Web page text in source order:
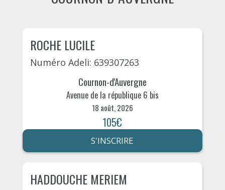
ROCHE LUCILE
Numéro Adeli: 639307263
Cournon-d'Auvergne
Avenue de la république 6 bis
18 août, 2026
105€
S'INSCRIRE
HADDOUCHE MERIEM